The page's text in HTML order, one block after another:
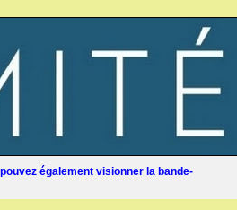
également visionner la bande-